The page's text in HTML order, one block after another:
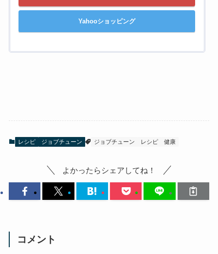
Yahooショッピング
レシピ ジョブチューン ジョブチューン レシピ 健康
よかったらシェアしてね！
コメント